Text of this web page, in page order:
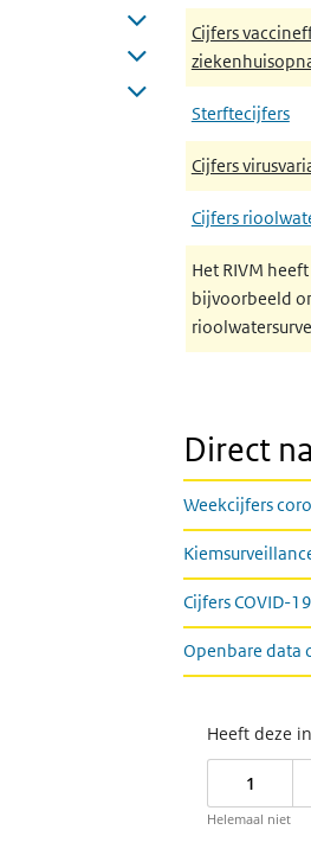
Cijfers
Sterftecijfers
Cijfers
Cijfers
Het RIVM
bijvoorbeeld
Direct
Weekcijfers
Cijfers COVID-
Openbare data
Heeft deze
1
Helemaal niet